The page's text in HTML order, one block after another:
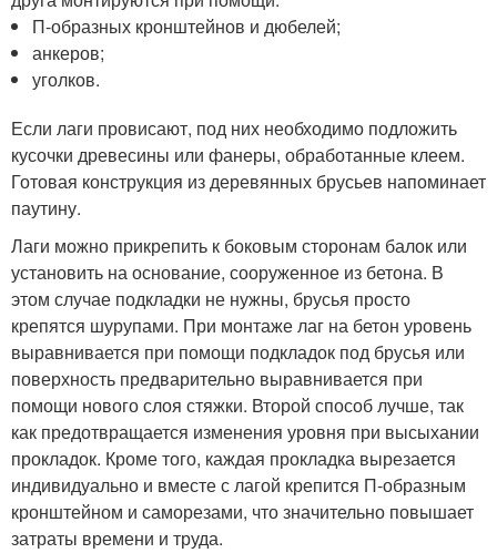
П-образных кронштейнов и дюбелей;
анкеров;
уголков.
Если лаги провисают, под них необходимо подложить
кусочки древесины или фанеры, обработанные клеем.
Готовая конструкция из деревянных брусьев напоминает
паутину.
Лаги можно прикрепить к боковым сторонам балок или
установить на основание, сооруженное из бетона. В
этом случае подкладки не нужны, брусья просто
крепятся шурупами. При монтаже лаг на бетон уровень
выравнивается при помощи подкладок под брусья или
поверхность предварительно выравнивается при
помощи нового слоя стяжки. Второй способ лучше, так
как предотвращается изменения уровня при высыхании
прокладок. Кроме того, каждая прокладка вырезается
индивидуально и вместе с лагой крепится П-образным
кронштейном и саморезами, что значительно повышает
затраты времени и труда.